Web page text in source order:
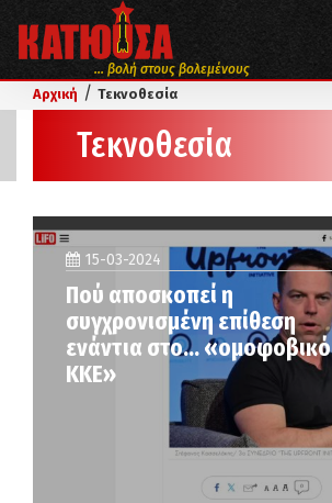
... βολή στους βολεμένους
Αρχική / Τεκνοθεσία
Τεκνοθεσία
15-03-2024
Πού αποσκοπεί η
συγχρονισμένη επίθεση
ενάντια στο… «ομοφοβικό
ΚΚΕ»